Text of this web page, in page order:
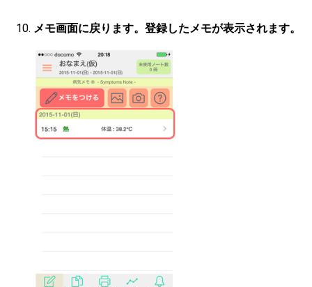
メモ画面に戻ります。登録したメモが表示されます。